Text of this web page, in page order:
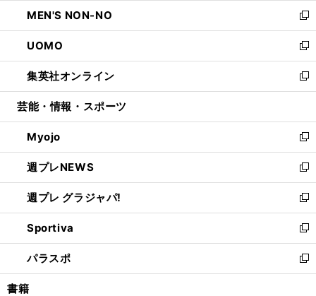
く
で
開
く
ド
ウ
で
開
く
ィ
ン
ド
ウ
で
開
し
い
ウ
ィ
ン
ド
ウ
開
く
MEN'S NON-NO
新
し
い
ウ
ィ
ン
ウ
で
開
く
UOMO
新
し
い
ウ
ン
ド
ウ
で
開
く
集英社オンライン
新
し
ウ
ィ
ン
ド
ウ
で
開
く
芸能・情報・スポーツ
Myojo
新
し
い
ウ
ィ
ン
ド
ウ
で
開
週プレNEWS
新
し
い
ウ
ィ
ン
ド
ウ
週プレ グラジャパ!
新
し
い
ウ
ィ
ン
Sportiva
新
し
い
ウ
パラスポ
新
し
書籍